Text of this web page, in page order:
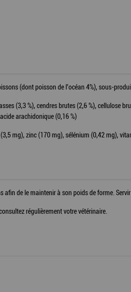
(dont poisson de l'océan 4%), sous-
(3,3 %), cendres brutes (2,6 %), cellulose
arachidonique (0,16 %)
mg), zinc (170 mg), sélénium (0,42 mg),
de le maintenir à son poids de forme.
régulièrement votre vétérinaire.